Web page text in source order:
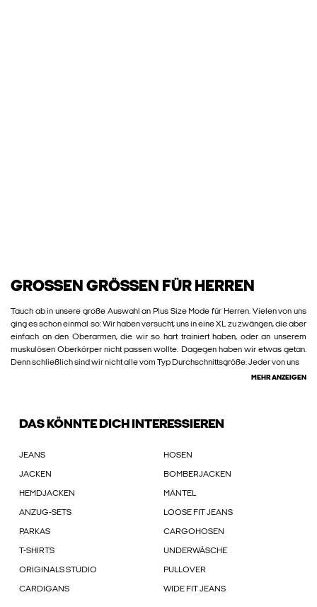
GROSSEN GRÖSSEN FÜR HERREN
Tauch ab in unsere große Auswahl an Plus Size Mode für Herren. Vielen von uns
ging es schon einmal so: Wir haben versucht, uns in eine XL zu zwängen, die aber
einfach an den Oberarmen, die wir so hart trainiert haben, oder an unserem
muskulösen Oberkörper nicht passen wollte. Dagegen haben wir etwas getan.
Denn schließlich sind wir nicht alle vom Typ Durchschnittsgröße. Jeder von uns
MEHR ANZEIGEN
DAS KÖNNTE DICH INTERESSIEREN
JEANS HOSEN
JACKEN BOMBERJACKEN
HEMDJACKEN MÄNTEL
ANZUG-SETS LOOSE FIT JEANS
PARKAS CARGOHOSEN
T-SHIRTS UNDERWÄSCHE
ORIGINALS STUDIO PULLOVER
CARDIGANS WIDE FIT JEANS